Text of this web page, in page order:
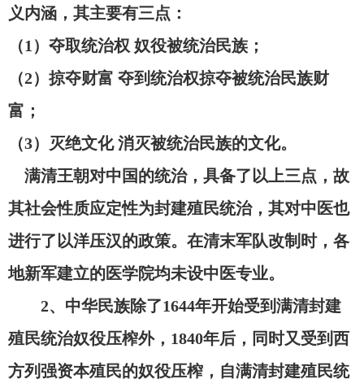
义内涵，其主要有三点：
（1）夺取统治权 奴役被统治民族；
（2）掠夺财富 夺到统治权掠夺被统治民族财
富；
（3）灭绝文化 消灭被统治民族的文化。
满清王朝对中国的统治，具备了以上三点，故
其社会性质应定性为封建殖民统治，其对中医也
进行了以洋压汉的政策。在清末军队改制时，各
地新军建立的医学院均未设中医专业。
2、中华民族除了1644年开始受到满清封建
殖民统治奴役压榨外，1840年后，同时又受到西
方列强资本殖民的奴役压榨，自满清封建殖民统